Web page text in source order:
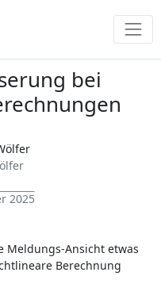
bei
2025
Meldungs-Ansicht etwas
Berechnung